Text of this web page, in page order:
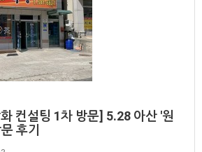
컨설팅 1차 방문] 5.28 아산 '원
후기